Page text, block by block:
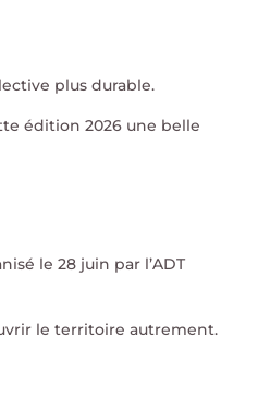
plus durable.
édition 2026 une belle
le 28 juin par l’ADT
le territoire autrement.